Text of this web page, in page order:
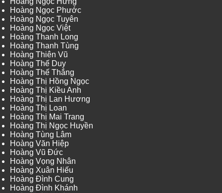
Hoàng Ngọc Phước
Hoàng Ngọc Tuyên
Hoàng Ngọc Việt
Hoàng Thanh Long
Hoàng Thanh Tùng
Hoàng Thiên Vũ
Hoàng Thế Duy
Hoàng Thế Thắng
Hoàng Thị Hồng Ngọc
Hoàng Thị Kiều Anh
Hoàng Thị Lan Hương
Hoàng Thị Loan
Hoàng Thị Mai Trang
Hoàng Thị Ngọc Huyền
Hoàng Tùng Lâm
Hoàng Văn Hiệp
Hoàng Vũ Đức
Hoàng Vọng Nhân
Hoàng Xuân Hiếu
Hoàng Đình Cung
Hoàng Đình Khánh